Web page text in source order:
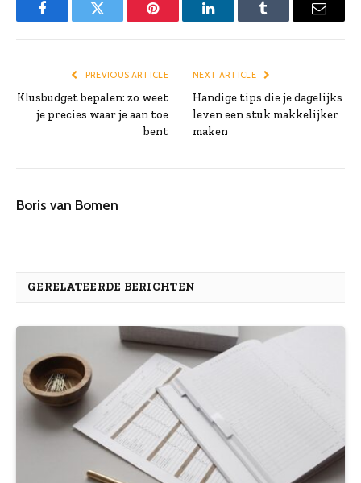
FacebookTwitter Pinterest LinkedInTumblr Email
PREVIOUS ARTICLE
Klusbudget bepalen: zo weet
je precies waar je aan toe
bent
NEXT ARTICLE
Handige tips die je dagelijks
leven een stuk makkelijker
maken
Boris van Bomen
GERELATEERDE BERICHTEN